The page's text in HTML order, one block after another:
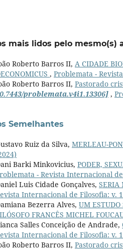
mais lidos pelo mesmo(s)
Roberto Barros II, A CIDADE
, Problemata -
Roberto Barros II, Pastorado
problemata.v4i1.13306] ,
Semelhantes
Ruiz da Silva, MERLEAU-
Barki Minkovicius, PODER,
- Revista Internacional
Luis Cidade Gonçalves, SERIA
Internacional de Filosofia: v.
Bezerra Alves, UM ESTUDO
FRANCÊS MICHEL
Salles Conceição de Andrade,
Internacional de Filosofia: v.
Roberto Barros II, Pastorado